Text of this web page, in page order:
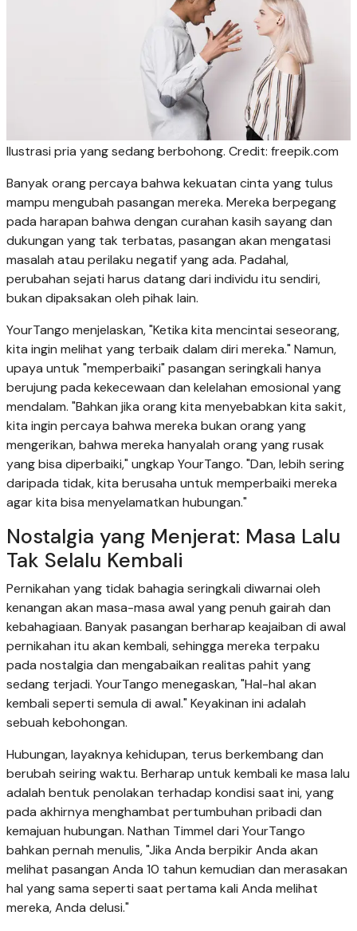
Ilustrasi pria yang sedang berbohong. Credit: freepik.com
Banyak orang percaya bahwa kekuatan cinta yang tulus
mampu mengubah pasangan mereka. Mereka berpegang
pada harapan bahwa dengan curahan kasih sayang dan
dukungan yang tak terbatas, pasangan akan mengatasi
masalah atau perilaku negatif yang ada. Padahal,
perubahan sejati harus datang dari individu itu sendiri,
bukan dipaksakan oleh pihak lain.
YourTango menjelaskan, "Ketika kita mencintai seseorang,
kita ingin melihat yang terbaik dalam diri mereka." Namun,
upaya untuk "memperbaiki" pasangan seringkali hanya
berujung pada kekecewaan dan kelelahan emosional yang
mendalam. "Bahkan jika orang kita menyebabkan kita sakit,
kita ingin percaya bahwa mereka bukan orang yang
mengerikan, bahwa mereka hanyalah orang yang rusak
yang bisa diperbaiki," ungkap YourTango. "Dan, lebih sering
daripada tidak, kita berusaha untuk memperbaiki mereka
agar kita bisa menyelamatkan hubungan."
Nostalgia yang Menjerat: Masa Lalu
Tak Selalu Kembali
Pernikahan yang tidak bahagia seringkali diwarnai oleh
kenangan akan masa-masa awal yang penuh gairah dan
kebahagiaan. Banyak pasangan berharap keajaiban di awal
pernikahan itu akan kembali, sehingga mereka terpaku
pada nostalgia dan mengabaikan realitas pahit yang
sedang terjadi. YourTango menegaskan, "Hal-hal akan
kembali seperti semula di awal." Keyakinan ini adalah
sebuah kebohongan.
Hubungan, layaknya kehidupan, terus berkembang dan
berubah seiring waktu. Berharap untuk kembali ke masa lalu
adalah bentuk penolakan terhadap kondisi saat ini, yang
pada akhirnya menghambat pertumbuhan pribadi dan
kemajuan hubungan. Nathan Timmel dari YourTango
bahkan pernah menulis, "Jika Anda berpikir Anda akan
melihat pasangan Anda 10 tahun kemudian dan merasakan
hal yang sama seperti saat pertama kali Anda melihat
mereka, Anda delusi."